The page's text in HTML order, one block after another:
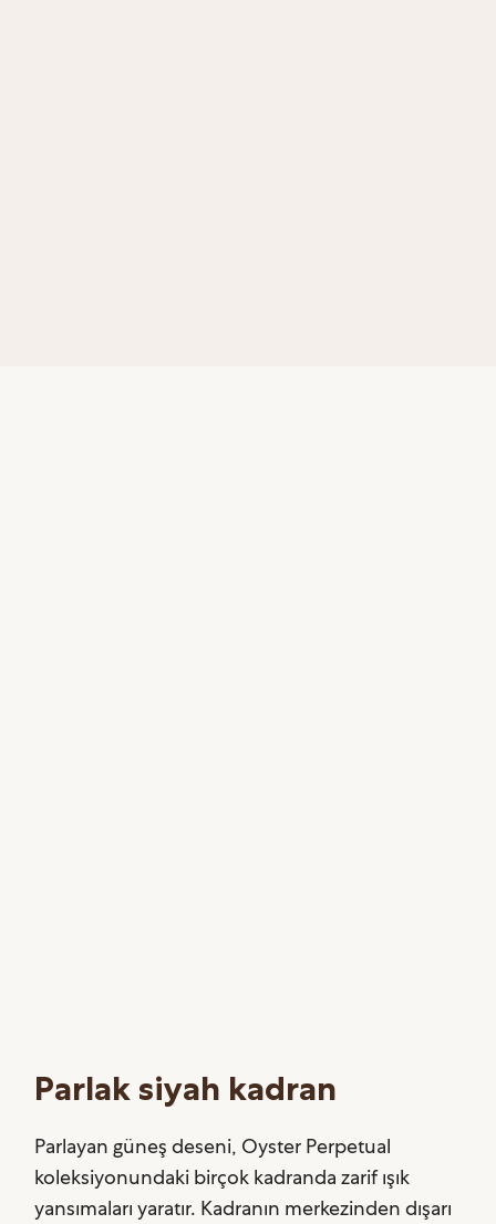
Parlak siyah kadran
Parlayan güneş deseni, Oyster Perpetual
koleksiyonundaki birçok kadranda zarif ışık
yansımaları yaratır. Kadranın merkezinden dışarı